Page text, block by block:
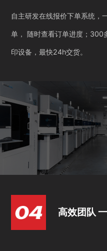
自主研发在线报价下单系统，
单， 随时查看订单进度；
印设备，最快24h交货。
高效团队